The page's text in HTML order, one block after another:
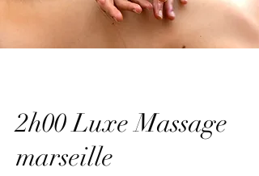
2h00 Luxe Massage
marseille